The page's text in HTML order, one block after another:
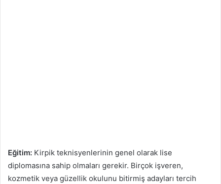
Eğitim: Kirpik teknisyenlerinin genel olarak lise
diplomasına sahip olmaları gerekir. Birçok işveren,
kozmetik veya güzellik okulunu bitirmiş adayları tercih